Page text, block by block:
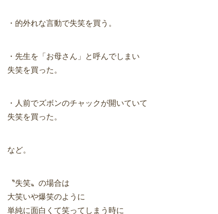
・的外れな言動で失笑を買う。
・先生を「お母さん」と呼んでしまい
失笑を買った。
・人前でズボンのチャックが開いていて
失笑を買った。
など。
〝失笑〟の場合は
大笑いや爆笑のように
単純に面白くて笑ってしまう時に